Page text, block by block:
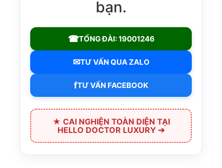
bạn.
☎TỔNG ĐÀI: 19001246
✉TƯ VẤN QUA ZALO
fTƯ VẤN FACEBOOK
★ CAI NGHIỆN TOÀN DIỆN TẠI
HELLO DOCTOR LUXURY ➔